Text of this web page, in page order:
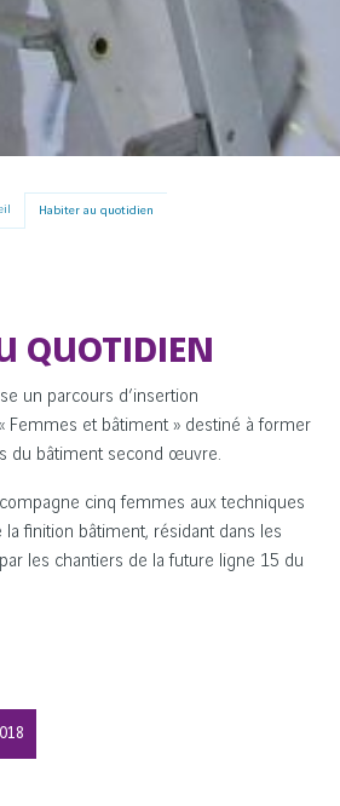
Habiter au quotidien
QUOTIDIEN
un parcours d’insertion
Femmes et bâtiment » destiné à former
du bâtiment second œuvre.
cinq femmes aux techniques
finition bâtiment, résidant dans les
les chantiers de la future ligne 15 du